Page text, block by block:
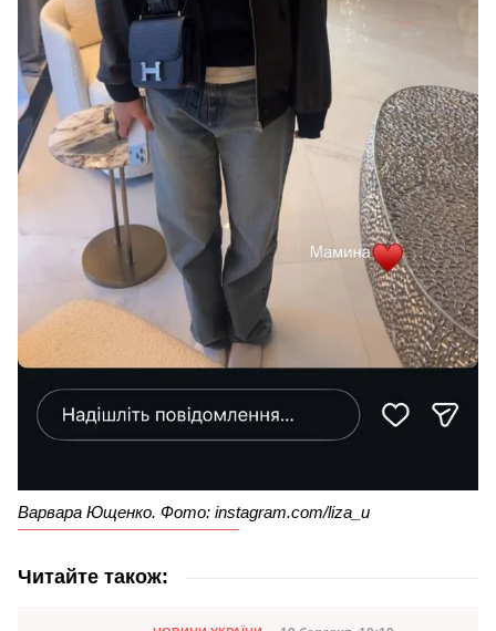
Варвара Ющенко. Фото: instagram.com/liza_u
Читайте також: